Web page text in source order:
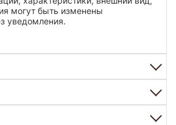
могут быть изменены
уведомления.